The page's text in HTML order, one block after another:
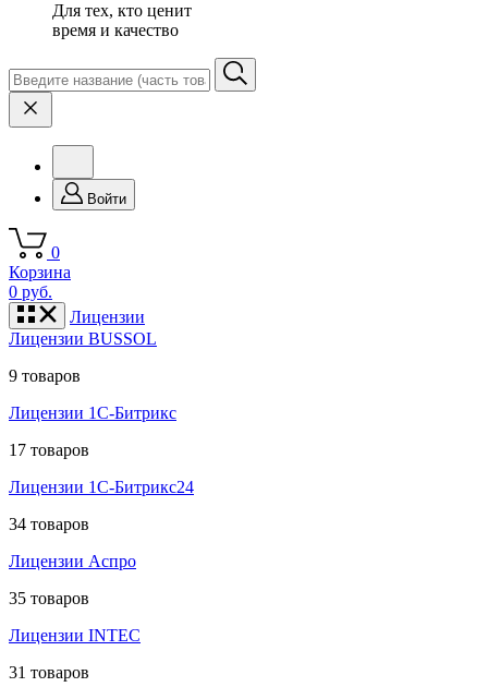
Для тех, кто ценит
время и качество
Войти
0
Корзина
0 руб.
Лицензии
Лицензии BUSSOL
9 товаров
Лицензии 1С-Битрикс
17 товаров
Лицензии 1С-Битрикс24
34 товаров
Лицензии Аспро
35 товаров
Лицензии INTEC
31 товаров